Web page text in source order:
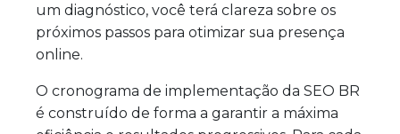
um diagnóstico, você terá clareza sobre os
próximos passos para otimizar sua presença
online.
O cronograma de implementação da SEO BR
é construído de forma a garantir a máxima